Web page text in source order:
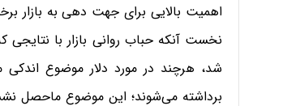
اهمیت بالایی برای جهت دهی به بازار
شد، هرچند در مورد دلار موضوع
برداشته می‌شوند؛ این موضوع ماحصل